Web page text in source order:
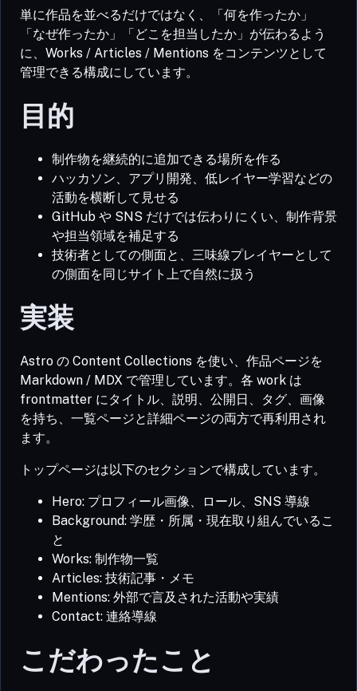
単に作品を並べるだけではなく、「何を作ったか」
「なぜ作ったか」「どこを担当したか」が伝わるよう
に、Works / Articles / Mentions をコンテンツとして
管理できる構成にしています。
目的
制作物を継続的に追加できる場所を作る
ハッカソン、アプリ開発、低レイヤー学習などの
活動を横断して見せる
GitHub や SNS だけでは伝わりにくい、制作背景
や担当領域を補足する
技術者としての側面と、三味線プレイヤーとして
の側面を同じサイト上で自然に扱う
実装
Astro の Content Collections を使い、作品ページを
Markdown / MDX で管理しています。各 work は
frontmatter にタイトル、説明、公開日、タグ、画像
を持ち、一覧ページと詳細ページの両方で再利用され
ます。
トップページは以下のセクションで構成しています。
Hero: プロフィール画像、ロール、SNS 導線
Background: 学歴・所属・現在取り組んでいるこ
と
Works: 制作物一覧
Articles: 技術記事・メモ
Mentions: 外部で言及された活動や実績
Contact: 連絡導線
こだわったこと